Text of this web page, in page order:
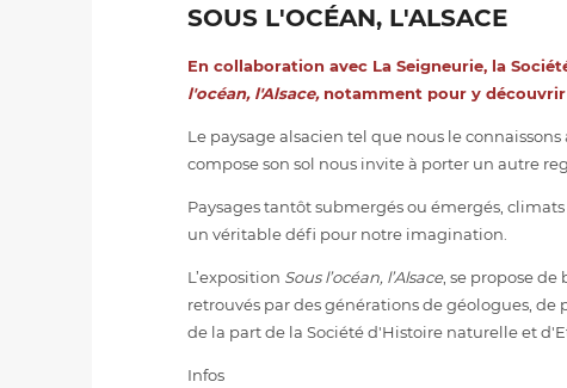
SOUS L'OCÉAN, L'ALSACE
En collaboration avec La Seigneurie, la
l'océan, l'Alsace,notamment pour y découvrir
Le paysage alsacien tel que nous le
compose son sol nous invite à porter un autre
Paysages tantôt submergés ou émergés,
un véritable défi pour notre imagination.
L’exposition Sous l’océan, l’Alsace, se propose de
retrouvés par des générations de géologues,
de la part de la Société d'Histoire naturelle et
Infos